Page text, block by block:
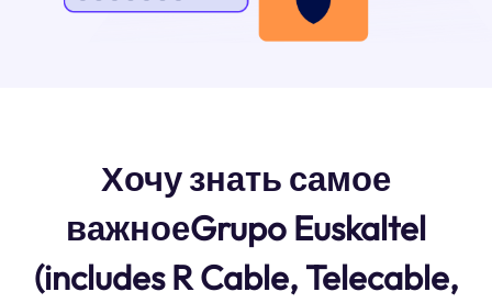
Хочу знать самое
важноеGrupo Euskaltel
(includes R Cable, Telecable,